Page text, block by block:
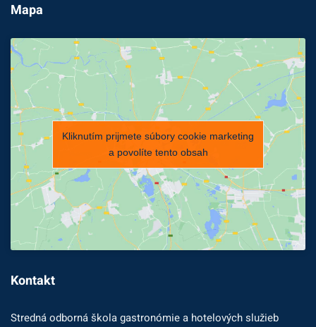
Mapa
Kliknutím prijmete súbory cookie marketing
a povolíte tento obsah
Kontakt
Stredná odborná škola gastronómie a hotelových služieb